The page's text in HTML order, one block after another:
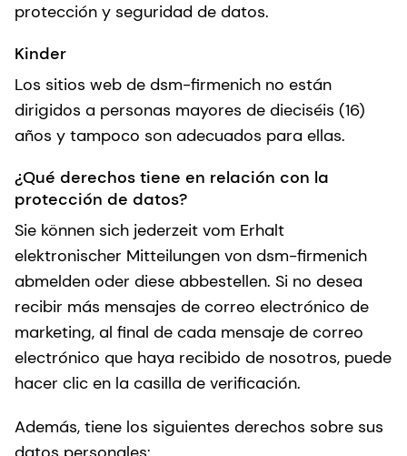
protección y seguridad de datos.
Kinder
Los sitios web de dsm-firmenich no están
dirigidos a personas mayores de dieciséis (16)
años y tampoco son adecuados para ellas.
¿Qué derechos tiene en relación con la
protección de datos?
Sie können sich jederzeit vom Erhalt
elektronischer Mitteilungen von dsm-firmenich
abmelden oder diese abbestellen. Si no desea
recibir más mensajes de correo electrónico de
marketing, al final de cada mensaje de correo
electrónico que haya recibido de nosotros, puede
hacer clic en la casilla de verificación.
Además, tiene los siguientes derechos sobre sus